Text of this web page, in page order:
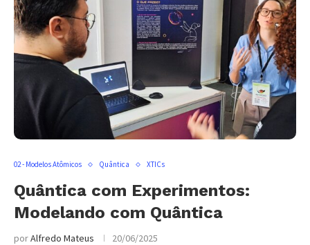
02 - Modelos Atômicos Quântica XTICs
Quântica com Experimentos:
Modelando com Quântica
porAlfredo Mateus 20/06/2025